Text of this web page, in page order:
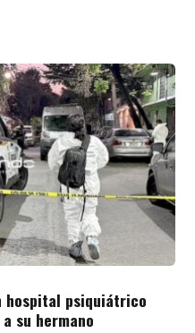
hospital psiquiátrico
su hermano